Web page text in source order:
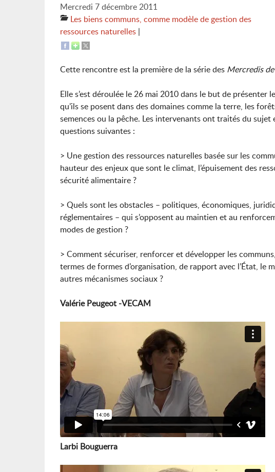
Mercredi 7 décembre 2011
Les biens communs, comme modèle de gestion des
ressources naturelles |
Cette rencontre est la première de la série des Mercredis
Elle s’est déroulée le 26 mai 2010 dans le but de présenter
qu’ils se posent dans des domaines comme la terre, les
semences ou la pêche. Les intervenants ont traités du sujet
questions suivantes :
> Une gestion des ressources naturelles basée sur les
hauteur des enjeux que sont le climat, l’épuisement des
sécurité alimentaire ?
> Quels sont les obstacles – politiques, économiques,
réglementaires – qui s’opposent au maintien et au
modes de gestion ?
> Comment sécuriser, renforcer et développer les
termes de formes d’organisation, de rapport avec l’État, le
autres mécanismes sociaux ?
Valérie Peugeot -VECAM
Larbi Bouguerra